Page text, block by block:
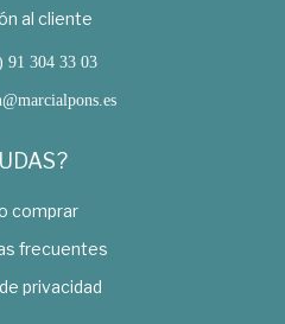
al cliente
91 304 33 03
comprar
frecuentes
privacidad